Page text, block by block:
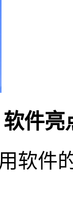
软件亮
软件